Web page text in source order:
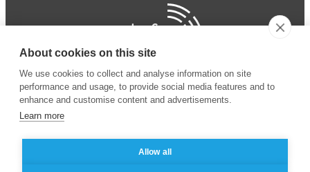
About cookies on this site
We use cookies to collect and analyse information on site
performance and usage, to provide social media features and to
enhance and customise content and advertisements.
Learn more
Allow all